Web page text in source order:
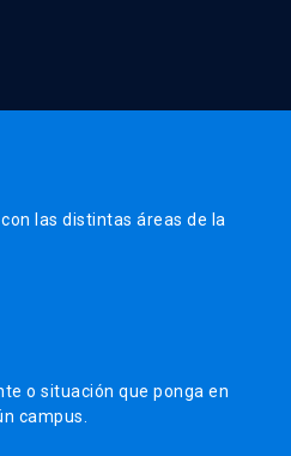
las distintas áreas de la
o situación que ponga en
campus.